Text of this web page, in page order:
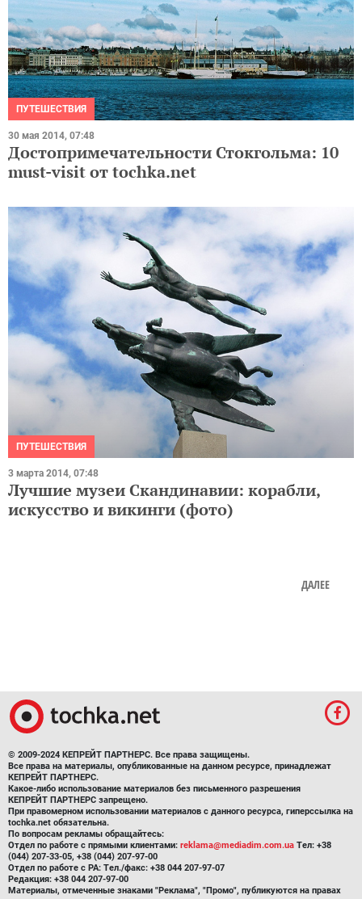
ПУТЕШЕСТВИЯ
30 мая 2014, 07:48
Достопримечательности Стокгольма: 10
must-visit от tochka.net
ПУТЕШЕСТВИЯ
3 марта 2014, 07:48
Лучшие музеи Скандинавии: корабли,
искусство и викинги (фото)
ДАЛЕЕ
© 2009-2024 КЕПРЕЙТ ПАРТНЕРС. Все права защищены.
Все права на материалы, опубликованные на данном ресурсе, принадлежат
КЕПРЕЙТ ПАРТНЕРС.
Какое-либо использование материалов без письменного разрешения
КЕПРЕЙТ ПАРТНЕРС запрещено.
При правомерном использовании материалов с данного ресурса, гиперссылка на
tochka.net обязательна.
По вопросам рекламы обращайтесь:
Отдел по работе с прямыми клиентами: reklama@mediadim.com.ua Тел: +38
(044) 207-33-05, +38 (044) 207-97-00
Отдел по работе с РА: Тел./факс: +38 044 207-97-07
Редакция: +38 044 207-97-00
Материалы, отмеченные знаками "Реклама", "Промо", публикуются на правах